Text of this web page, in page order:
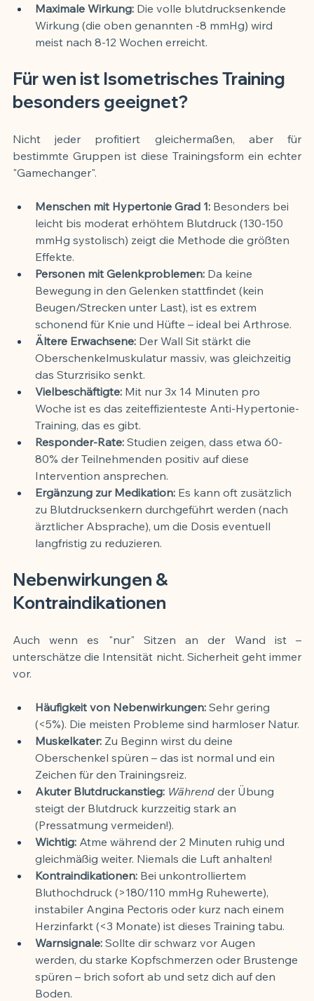
Maximale Wirkung: Die volle blutdrucksenkende
Wirkung (die oben genannten -8 mmHg) wird
meist nach 8-12 Wochen erreicht.
Für wen ist Isometrisches Training
besonders geeignet?
Nicht jeder profitiert gleichermaßen, aber für
bestimmte Gruppen ist diese Trainingsform ein echter
"Gamechanger".
Menschen mit Hypertonie Grad 1: Besonders bei
leicht bis moderat erhöhtem Blutdruck (130-150
mmHg systolisch) zeigt die Methode die größten
Effekte.
Personen mit Gelenkproblemen: Da keine
Bewegung in den Gelenken stattfindet (kein
Beugen/Strecken unter Last), ist es extrem
schonend für Knie und Hüfte – ideal bei Arthrose.
Ältere Erwachsene: Der Wall Sit stärkt die
Oberschenkelmuskulatur massiv, was gleichzeitig
das Sturzrisiko senkt.
Vielbeschäftigte: Mit nur 3x 14 Minuten pro
Woche ist es das zeiteffizienteste Anti-Hypertonie-
Training, das es gibt.
Responder-Rate: Studien zeigen, dass etwa 60-
80% der Teilnehmenden positiv auf diese
Intervention ansprechen.
Ergänzung zur Medikation: Es kann oft zusätzlich
zu Blutdrucksenkern durchgeführt werden (nach
ärztlicher Absprache), um die Dosis eventuell
langfristig zu reduzieren.
Nebenwirkungen &
Kontraindikationen
Auch wenn es "nur" Sitzen an der Wand ist –
unterschätze die Intensität nicht. Sicherheit geht immer
vor.
Häufigkeit von Nebenwirkungen: Sehr gering
(<5%). Die meisten Probleme sind harmloser Natur.
Muskelkater: Zu Beginn wirst du deine
Oberschenkel spüren – das ist normal und ein
Zeichen für den Trainingsreiz.
Akuter Blutdruckanstieg: Während der Übung
steigt der Blutdruck kurzzeitig stark an
(Pressatmung vermeiden!).
Wichtig: Atme während der 2 Minuten ruhig und
gleichmäßig weiter. Niemals die Luft anhalten!
Kontraindikationen: Bei unkontrolliertem
Bluthochdruck (>180/110 mmHg Ruhewerte),
instabiler Angina Pectoris oder kurz nach einem
Herzinfarkt (<3 Monate) ist dieses Training tabu.
Warnsignale: Sollte dir schwarz vor Augen
werden, du starke Kopfschmerzen oder Brustenge
spüren – brich sofort ab und setz dich auf den
Boden.